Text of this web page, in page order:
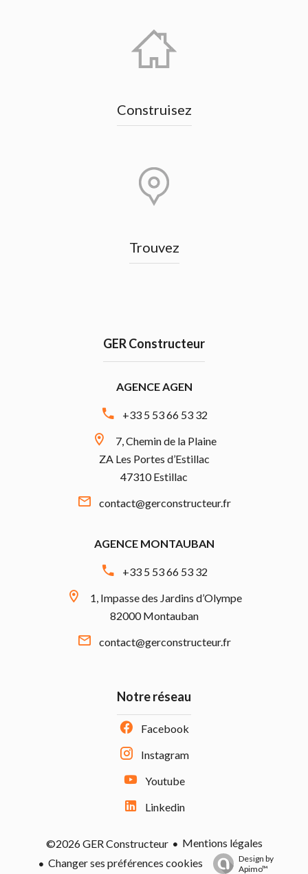
Construisez
Trouvez
GER Constructeur
AGENCE AGEN
+33 5 53 66 53 32
7, Chemin de la Plaine
ZA Les Portes d’Estillac
47310 Estillac
contact@gerconstructeur.fr
AGENCE MONTAUBAN
+33 5 53 66 53 32
1, Impasse des Jardins d’Olympe
82000 Montauban
contact@gerconstructeur.fr
Notre réseau
Facebook
Instagram
Youtube
Linkedin
©2026 GER Constructeur
Mentions légales
Changer ses préférences cookies
Design by
Apimo™